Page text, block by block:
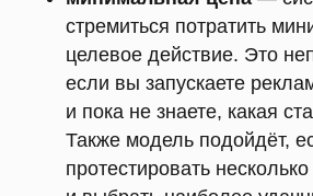
стремиться потратить
целевое действие. Это
если вы запускаете
и пока не знаете, какая
Также модель подойдёт,
протестировать